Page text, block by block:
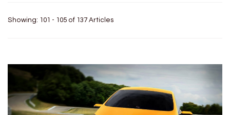
Showing: 101 - 105 of 137 Articles